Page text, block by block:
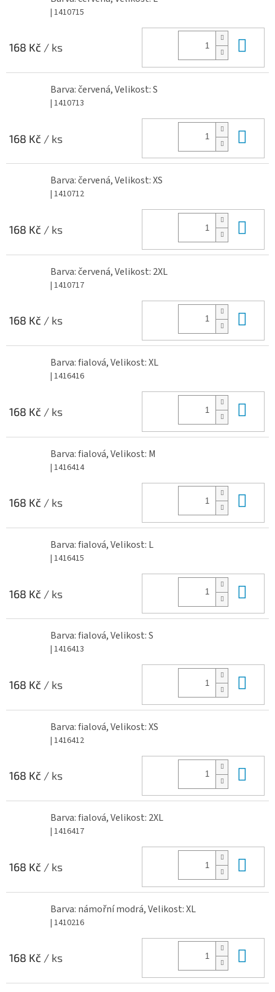
| 1410715
168 Kč / ks
Barva: červená, Velikost: S
| 1410713
168 Kč / ks
Barva: červená, Velikost: XS
| 1410712
168 Kč / ks
Barva: červená, Velikost: 2XL
| 1410717
168 Kč / ks
Barva: fialová, Velikost: XL
| 1416416
168 Kč / ks
Barva: fialová, Velikost: M
| 1416414
168 Kč / ks
Barva: fialová, Velikost: L
| 1416415
168 Kč / ks
Barva: fialová, Velikost: S
| 1416413
168 Kč / ks
Barva: fialová, Velikost: XS
| 1416412
168 Kč / ks
Barva: fialová, Velikost: 2XL
| 1416417
168 Kč / ks
Barva: námořní modrá, Velikost: XL
| 1410216
168 Kč / ks